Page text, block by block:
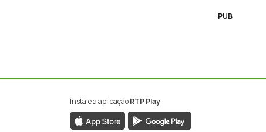
PUB
Instale a aplicaçãoRTP Play